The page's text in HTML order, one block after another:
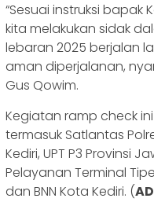
“Sesuai instruksi
kita melakukan sidak
lebaran 2025 berjalan
aman diperjalanan,
Gus Qowim.
Kegiatan ramp check
termasuk Satlantas
Kediri, UPT P3 Provinsi
Pelayanan Terminal
dan BNN Kota Kediri. (